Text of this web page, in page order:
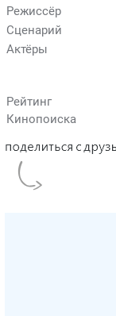
Режиссёр
Сценарий
Актёры
Рейтинг
Кинопоиска